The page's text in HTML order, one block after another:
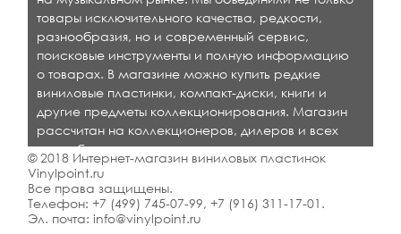
товары исключительного качества, редкости,
разнообразия, но и современный сервис,
поисковые инструменты и полную информацию
о товарах. В магазине можно купить редкие
виниловые пластинки, компакт-диски, книги и
другие предметы коллекционирования. Магазин
рассчитан на коллекционеров, дилеров и всех
кто любит качественную музыку.
© 2018 Интернет-магазин виниловых пластинок
Vinylpoint.ru
Все права защищены.
Телефон: +7 (499) 745-07-99, +7 (916) 311-17-01 .
Эл. почта: info@vinylpoint.ru